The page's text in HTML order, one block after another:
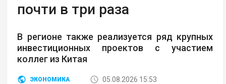
почти в три раза
В регионе также реализуется ряд крупных
инвестиционных проектов с участием
коллег из Китая
ЭКОНОМИКА
05.08.2026 15:53